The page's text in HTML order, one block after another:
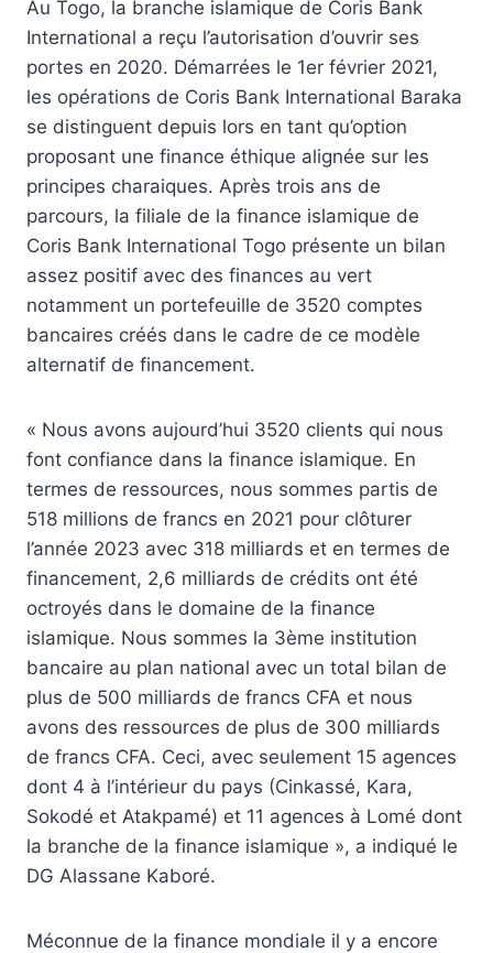
Au Togo, la branche islamique de Coris Bank
International a reçu l’autorisation d’ouvrir ses
portes en 2020. Démarrées le 1er février 2021,
les opérations de Coris Bank International Baraka
se distinguent depuis lors en tant qu’option
proposant une finance éthique alignée sur les
principes charaiques. Après trois ans de
parcours, la filiale de la finance islamique de
Coris Bank International Togo présente un bilan
assez positif avec des finances au vert
notamment un portefeuille de 3520 comptes
bancaires créés dans le cadre de ce modèle
alternatif de financement.
« Nous avons aujourd’hui 3520 clients qui nous
font confiance dans la finance islamique. En
termes de ressources, nous sommes partis de
518 millions de francs en 2021 pour clôturer
l’année 2023 avec 318 milliards et en termes de
financement, 2,6 milliards de crédits ont été
octroyés dans le domaine de la finance
islamique. Nous sommes la 3ème institution
bancaire au plan national avec un total bilan de
plus de 500 milliards de francs CFA et nous
avons des ressources de plus de 300 milliards
de francs CFA. Ceci, avec seulement 15 agences
dont 4 à l’intérieur du pays (Cinkassé, Kara,
Sokodé et Atakpamé) et 11 agences à Lomé dont
la branche de la finance islamique », a indiqué le
DG Alassane Kaboré.
Méconnue de la finance mondiale il y a encore